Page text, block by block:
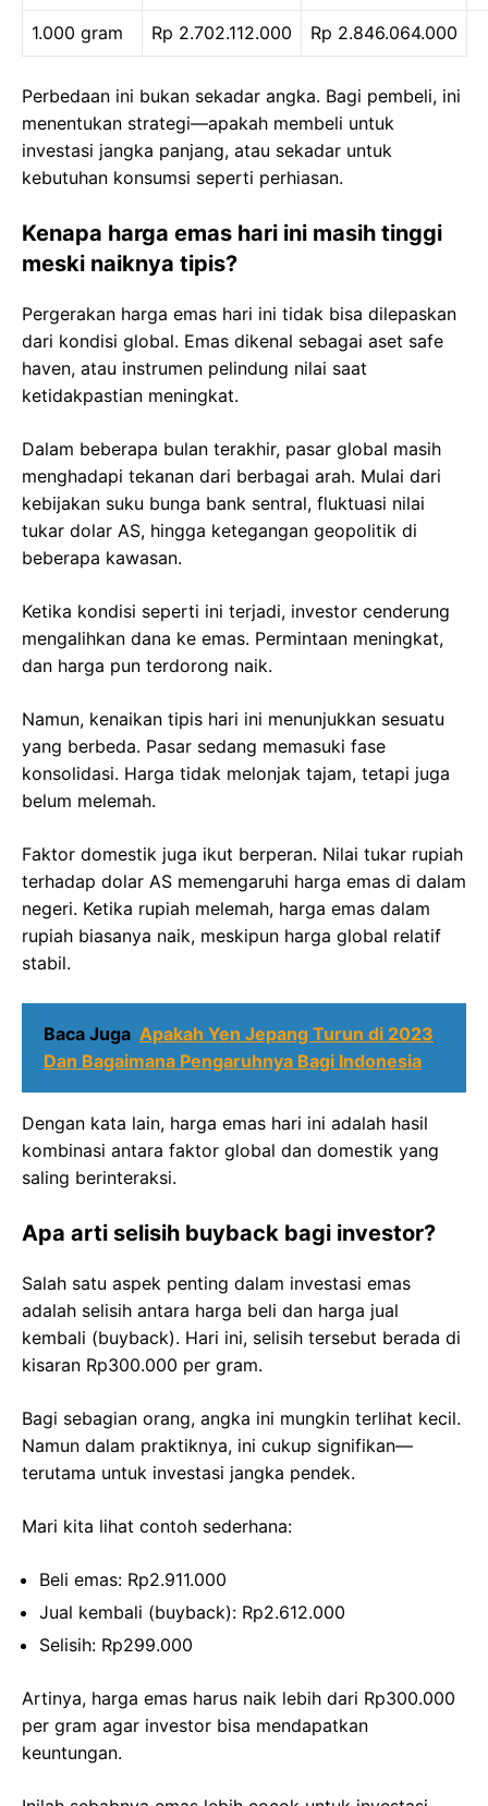
1.000 gram Rp 2.702.112.000 Rp 2.846.064.000
Perbedaan ini bukan sekadar angka. Bagi pembeli, ini
menentukan strategi—apakah membeli untuk
investasi jangka panjang, atau sekadar untuk
kebutuhan konsumsi seperti perhiasan.
Kenapa harga emas hari ini masih tinggi
meski naiknya tipis?
Pergerakan harga emas hari ini tidak bisa dilepaskan
dari kondisi global. Emas dikenal sebagai aset safe
haven, atau instrumen pelindung nilai saat
ketidakpastian meningkat.
Dalam beberapa bulan terakhir, pasar global masih
menghadapi tekanan dari berbagai arah. Mulai dari
kebijakan suku bunga bank sentral, fluktuasi nilai
tukar dolar AS, hingga ketegangan geopolitik di
beberapa kawasan.
Ketika kondisi seperti ini terjadi, investor cenderung
mengalihkan dana ke emas. Permintaan meningkat,
dan harga pun terdorong naik.
Namun, kenaikan tipis hari ini menunjukkan sesuatu
yang berbeda. Pasar sedang memasuki fase
konsolidasi. Harga tidak melonjak tajam, tetapi juga
belum melemah.
Faktor domestik juga ikut berperan. Nilai tukar rupiah
terhadap dolar AS memengaruhi harga emas di dalam
negeri. Ketika rupiah melemah, harga emas dalam
rupiah biasanya naik, meskipun harga global relatif
stabil.
Baca Juga Apakah Yen Jepang Turun di 2023
Dan Bagaimana Pengaruhnya Bagi Indonesia
Dengan kata lain, harga emas hari ini adalah hasil
kombinasi antara faktor global dan domestik yang
saling berinteraksi.
Apa arti selisih buyback bagi investor?
Salah satu aspek penting dalam investasi emas
adalah selisih antara harga beli dan harga jual
kembali (buyback). Hari ini, selisih tersebut berada di
kisaran Rp300.000 per gram.
Bagi sebagian orang, angka ini mungkin terlihat kecil.
Namun dalam praktiknya, ini cukup signifikan—
terutama untuk investasi jangka pendek.
Mari kita lihat contoh sederhana:
Beli emas: Rp2.911.000
Jual kembali (buyback): Rp2.612.000
Selisih: Rp299.000
Artinya, harga emas harus naik lebih dari Rp300.000
per gram agar investor bisa mendapatkan
keuntungan.